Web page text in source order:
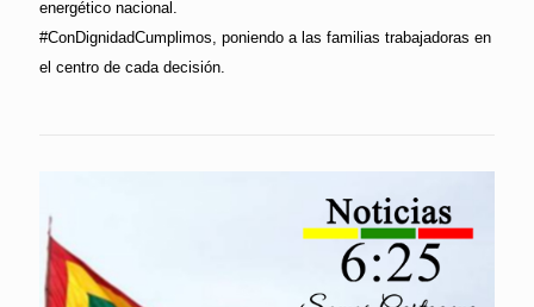
energético nacional.
#ConDignidadCumplimos, poniendo a las familias trabajadoras en
el centro de cada decisión.